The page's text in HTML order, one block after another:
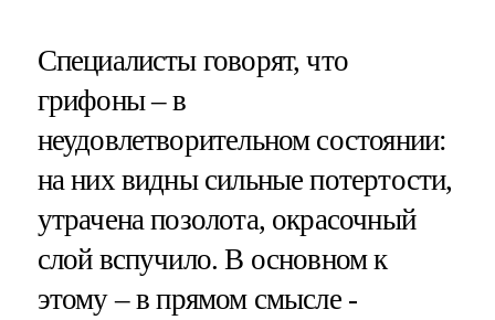
Специалисты говорят, что
грифоны – в
неудовлетворительном состоянии:
на них видны сильные потертости,
утрачена позолота, окрасочный
слой вспучило. В основном к
этому – в прямом смысле -